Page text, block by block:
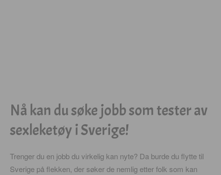
Nå kan du søke jobb som tester av
sexleketøy i Sverige!
Trenger du en jobb du virkelig kan nyte? Da burde du flytte til
Sverige på flekken, der søker de nemlig etter folk som kan